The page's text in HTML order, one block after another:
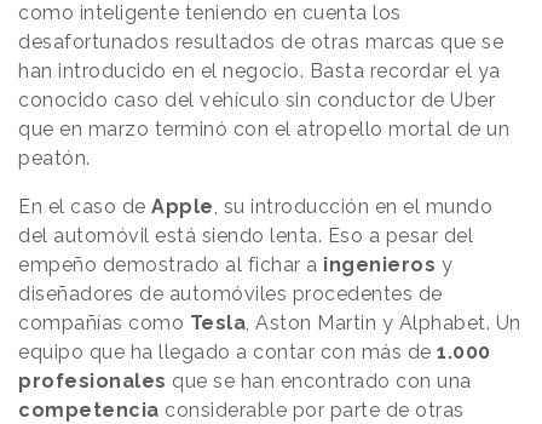
como inteligente teniendo en cuenta los
desafortunados resultados de otras marcas que se
han introducido en el negocio. Basta recordar el ya
conocido caso del vehículo sin conductor de Uber
que en marzo terminó con el atropello mortal de un
peatón.
En el caso de Apple, su introducción en el mundo
del automóvil está siendo lenta. Eso a pesar del
empeño demostrado al fichar a ingenieros y
diseñadores de automóviles procedentes de
compañías como Tesla, Aston Martin y Alphabet. Un
equipo que ha llegado a contar con más de 1.000
profesionales que se han encontrado con una
competencia considerable por parte de otras